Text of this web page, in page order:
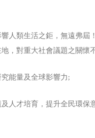
人類生活之鉅，無遠弗屆
，對重大社會議題之關懷
能量及全球影響力;
人才培育，提升全民環保